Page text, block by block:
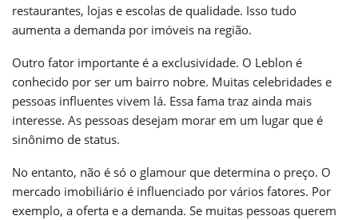
restaurantes, lojas e escolas de qualidade. Isso tudo
aumenta a demanda por imóveis na região.
Outro fator importante é a exclusividade. O Leblon é
conhecido por ser um bairro nobre. Muitas celebridades e
pessoas influentes vivem lá. Essa fama traz ainda mais
interesse. As pessoas desejam morar em um lugar que é
sinônimo de status.
No entanto, não é só o glamour que determina o preço. O
mercado imobiliário é influenciado por vários fatores. Por
exemplo, a oferta e a demanda. Se muitas pessoas querem